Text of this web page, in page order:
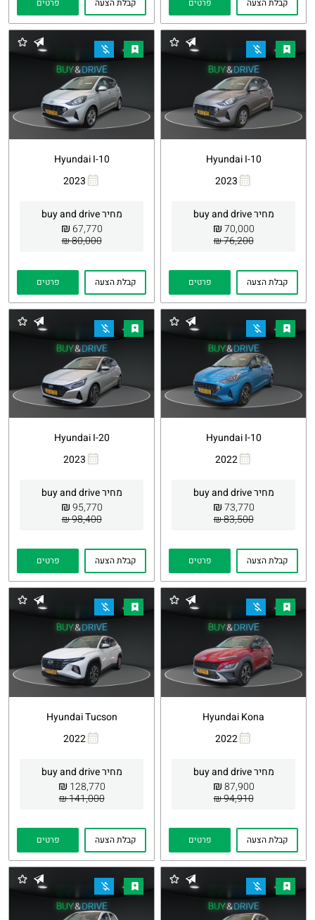
קבלת הצעה פרטים קבלת הצעה פרטים
Hyundai I-10
2023
מחיר buy and drive
70,000
₪
76,200 ₪
Whatsapp
קבלת הצעה פרטים
Hyundai I-10
2023
מחיר buy and drive
67,770
₪
80,000 ₪
Whatsapp
קבלת הצעה פרטים
Hyundai I-10
2022
מחיר buy and drive
73,770
₪
83,500 ₪
Whatsapp
קבלת הצעה פרטים
Hyundai I-20
2023
מחיר buy and drive
95,770
₪
98,400 ₪
Whatsapp
קבלת הצעה פרטים
Hyundai Kona
2022
מחיר buy and drive
87,900
₪
94,910 ₪
Whatsapp
קבלת הצעה פרטים
Hyundai Tucson
2022
מחיר buy and drive
128,770
₪
141,000 ₪
Whatsapp
קבלת הצעה פרטים